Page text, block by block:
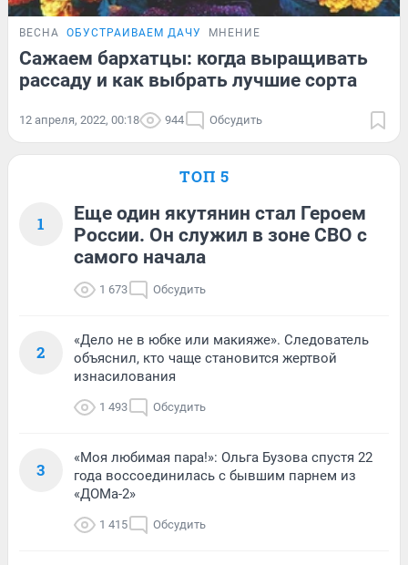
ВЕСНА ОБУСТРАИВАЕМ ДАЧУ МНЕНИЕ
Сажаем бархатцы: когда выращивать
рассаду и как выбрать лучшие сорта
12 апреля, 2022, 00:18 944 Обсудить
ТОП 5
1
Еще один якутянин стал Героем
России. Он служил в зоне СВО с
самого начала
1 673 Обсудить
2
«Дело не в юбке или макияже». Следователь
объяснил, кто чаще становится жертвой
изнасилования
1 493 Обсудить
3
«Моя любимая пара!»: Ольга Бузова спустя 22
года воссоединилась с бывшим парнем из
«ДОМа-2»
1 415 Обсудить